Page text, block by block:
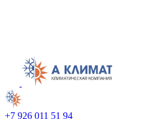
+7 926 011 51 94